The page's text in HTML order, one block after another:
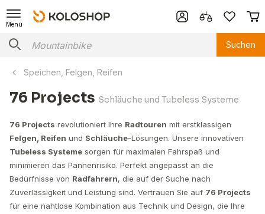
Menü
Suchen
Speichen, Felgen, Reifen
76 Projects Schläuche und Tubeless Systeme
76 Projects revolutioniert Ihre Radtouren mit erstklassigen
Felgen, Reifen und Schläuche-Lösungen. Unsere innovativen
Tubeless Systeme sorgen für maximalen Fahrspaß und
minimieren das Pannenrisiko. Perfekt angepasst an die
Bedürfnisse von Radfahrern, die auf der Suche nach
Zuverlässigkeit und Leistung sind. Vertrauen Sie auf 76 Projects
für eine nahtlose Kombination aus Technik und Design, die Ihre